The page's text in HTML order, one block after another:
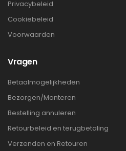
Privacybeleid
Cookiebeleid
Voorwaarden
Vragen
Betaalmogelijkheden
Bezorgen/Monteren
Bestelling annuleren
Retourbeleid en terugbetaling
Verzenden en Retouren